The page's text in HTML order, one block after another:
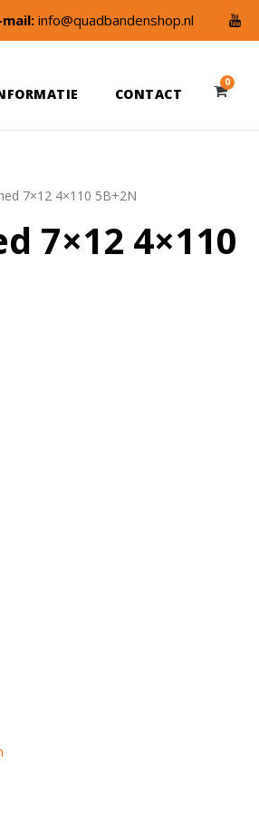
mail:info@quadbandenshop.nl
CONTACT
0
7×12 4×110 5B+2N
7×12 4×110